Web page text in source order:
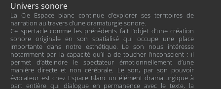
Univers sonore
La Cie Espace blanc continue d’explorer ses territoires de
narration au travers d’une dramaturgie sonore.
Ce spectacle comme les précédents fait l’objet d’une création
sonore originale en son spatialisé qui occupe une place
importante dans notre esthétique. Le son nous intéresse
notamment par la capacité qu’il a de toucher l’inconscient ; il
permet d’atteindre le spectateur émotionnellement d’une
manière directe et non cérébrale. Le son, par son pouvoir
évocateur est chez Espace Blanc un élément dramaturgique à
part entière qui dialogue en permanence avec le texte, la